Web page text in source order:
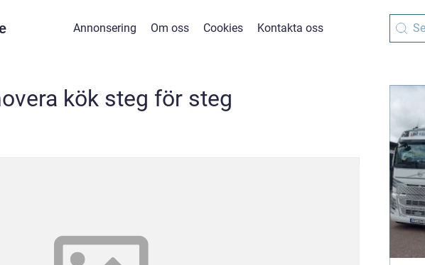
Annonsering Om oss Cookies Kontakta oss
kök steg för steg